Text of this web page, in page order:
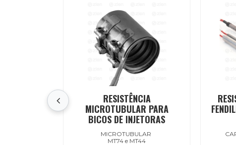
RESISTÊNCIA
MICROTUBULAR PARA
BICOS DE INJETORAS
MICROTUBULAR
MT74 e MT44